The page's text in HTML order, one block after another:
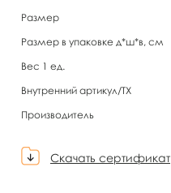
Размер
Размер в упаковке д*ш*в, см
Вес 1 ед.
Внутренний артикул/TX
Производитель
Скачать сертификат